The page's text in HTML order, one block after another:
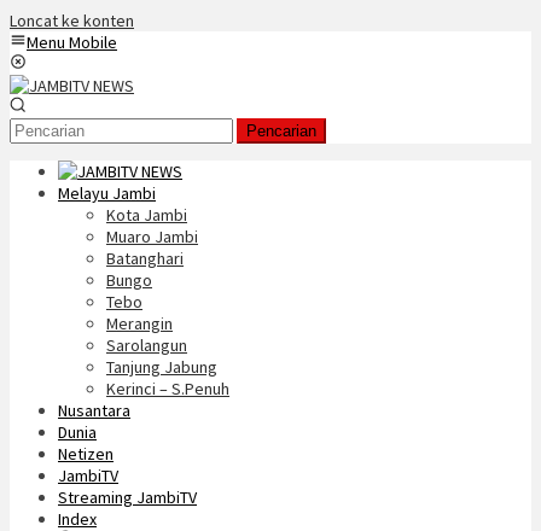
Loncat ke konten
Menu Mobile
Pencarian
Melayu Jambi
Kota Jambi
Muaro Jambi
Batanghari
Bungo
Tebo
Merangin
Sarolangun
Tanjung Jabung
Kerinci – S.Penuh
Nusantara
Dunia
Netizen
JambiTV
Streaming JambiTV
Index